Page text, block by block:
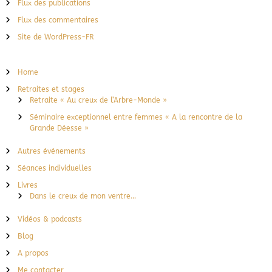
Flux des publications
Flux des commentaires
Site de WordPress-FR
Home
Retraites et stages
Retraite « Au creux de l’Arbre-Monde »
Séminaire exceptionnel entre femmes « A la rencontre de la
Grande Déesse »
Autres événements
Séances individuelles
Livres
Dans le creux de mon ventre…
Vidéos & podcasts
Blog
A propos
Me contacter